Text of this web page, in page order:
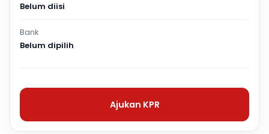
Belum diisi
Bank
Belum dipilih
Ajukan KPR